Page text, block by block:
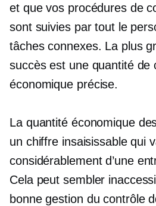
et que vos procédures de
sont suivies par tout le
tâches connexes. La plus
succès est une quantité de
économique précise.
La quantité économique
un chiffre insaisissable qui
considérablement d’une
Cela peut sembler
bonne gestion du contrôle